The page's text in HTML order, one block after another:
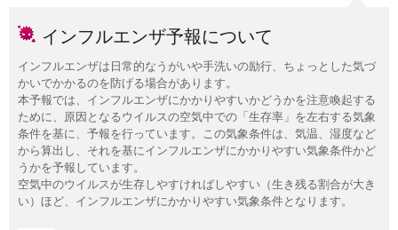
インフルエンザ予報について
インフルエンザは日常的なうがいや手洗いの励行、ちょっとした気づ
かいでかかるのを防げる場合があります。
本予報では、インフルエンザにかかりやすいかどうかを注意喚起する
ために、原因となるウイルスの空気中での「生存率」を左右する気象
条件を基に、予報を行っています。この気象条件は、気温、湿度など
から算出し、それを基にインフルエンザにかかりやすい気象条件かど
うかを予報しています。
空気中のウイルスが生存しやすければしやすい（生き残る割合が大き
い）ほど、インフルエンザにかかりやすい気象条件となります。